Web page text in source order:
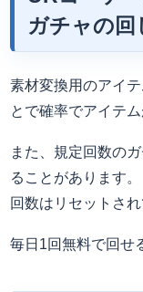
ガチャの回
素材変換用のアイ
とで確率でアイテ
また、規定回数の
ることがあります
回数はリセットされ
毎日1回無料で回せ